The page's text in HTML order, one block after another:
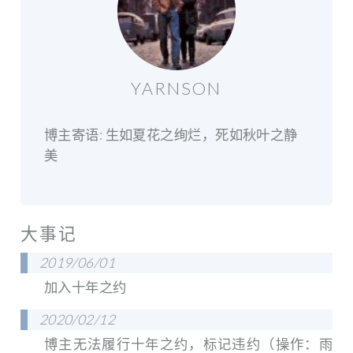
YARNSON
博主寄语: 生如夏花之绚烂，死如秋叶之静
美
大事记
2019/06/01
加入十年之约
2020/02/12
博主无法履行十年之约，标记违约（操作：雨